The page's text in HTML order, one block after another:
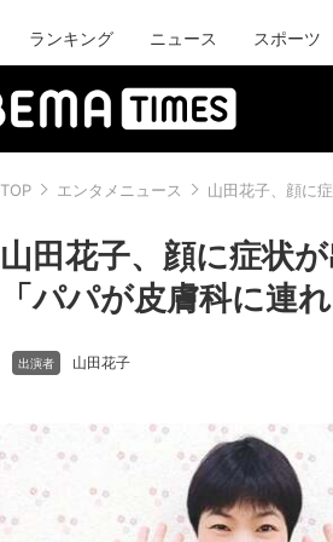
ランキング ニュース スポーツ
TOP エンタメニュース 山田花子、顔に
山田花子、顔に症状
「パパが皮膚科に連
山田花子